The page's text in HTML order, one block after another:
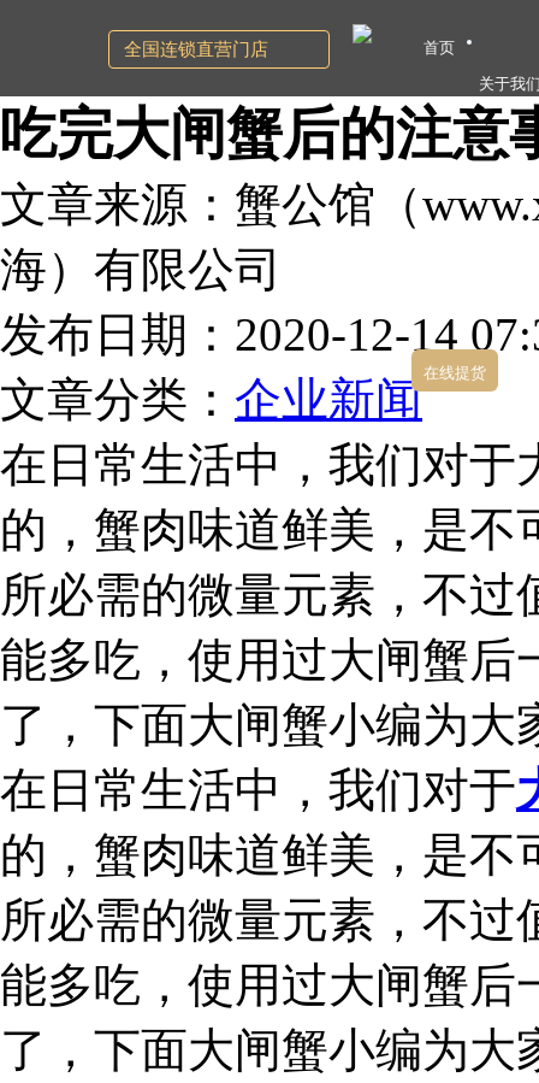
吃完大闸蟹后的注意
文章来源：蟹公馆（
海）有限公司
发布日期：2020-12-14
文章分类： 企业新闻
在日常生活中，我们对于
的，蟹肉味道鲜美，是
所必需的微量元素，不
能多吃，使用过大闸蟹后
了，下面大闸蟹小编为大
在日常生活中，我们对于
的，蟹肉味道鲜美，是
所必需的微量元素，不
能多吃，使用过大闸蟹后
了，下面大闸蟹小编为大
全国连锁直营门店
首页
关于我
在线提货